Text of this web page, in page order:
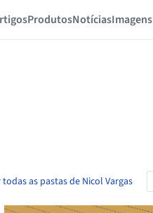
ProdutosNotíciasImagens
todas as pastas de Nicol Vargas